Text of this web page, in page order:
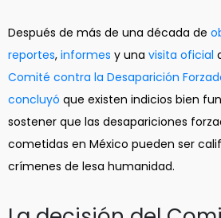
Después de más de una década de
reportes, informes y una visita oficial
Comité contra la Desaparición
concluyó que existen indicios bien
sostener que las desapariciones
cometidas en México pueden ser
crímenes de lesa humanidad.